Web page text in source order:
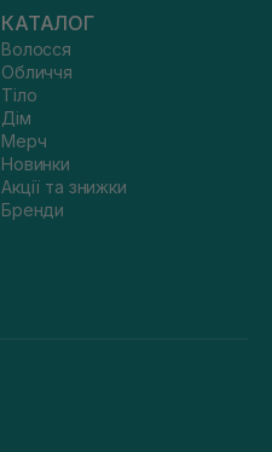
КАТАЛОГ
Волосся
Обличчя
Тіло
Дім
Мерч
Новинки
Акції та знижки
Бренди